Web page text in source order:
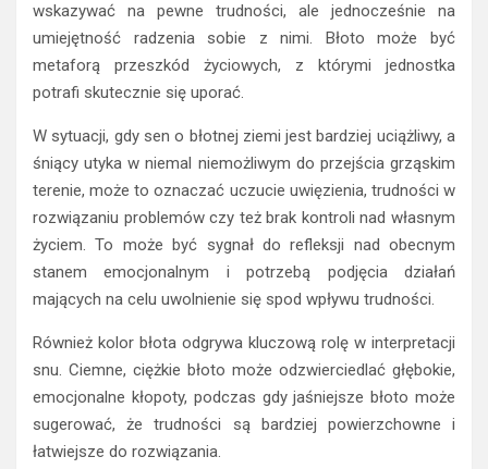
wskazywać na pewne trudności, ale jednocześnie na
umiejętność radzenia sobie z nimi. Błoto może być
metaforą przeszkód życiowych, z którymi jednostka
potrafi skutecznie się uporać.
W sytuacji, gdy sen o błotnej ziemi jest bardziej uciążliwy, a
śniący utyka w niemal niemożliwym do przejścia grząskim
terenie, może to oznaczać uczucie uwięzienia, trudności w
rozwiązaniu problemów czy też brak kontroli nad własnym
życiem. To może być sygnał do refleksji nad obecnym
stanem emocjonalnym i potrzebą podjęcia działań
mających na celu uwolnienie się spod wpływu trudności.
Również kolor błota odgrywa kluczową rolę w interpretacji
snu. Ciemne, ciężkie błoto może odzwierciedlać głębokie,
emocjonalne kłopoty, podczas gdy jaśniejsze błoto może
sugerować, że trudności są bardziej powierzchowne i
łatwiejsze do rozwiązania.